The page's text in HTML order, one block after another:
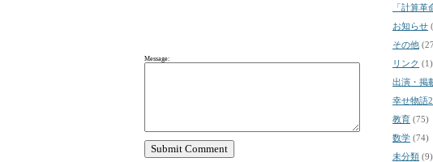
Message:
「計算革
お知らせ
その他
リンク (1)
出演・掲
幸せ物語
教育 (75)
数学 (74)
未分類 (9)